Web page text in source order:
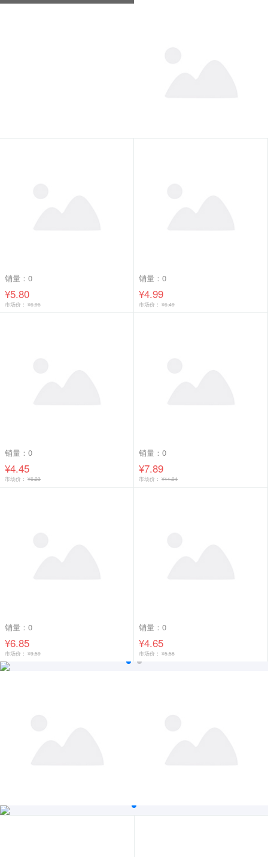
销量：0
¥5.80
市场价： ¥6.96
销量：0
¥4.99
市场价： ¥6.49
销量：0
¥4.45
市场价： ¥6.23
销量：0
¥7.89
市场价： ¥11.04
销量：0
¥6.85
市场价： ¥9.59
销量：0
¥4.65
市场价： ¥5.58